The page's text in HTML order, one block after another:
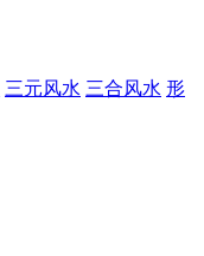
三元风水 三合风水 形